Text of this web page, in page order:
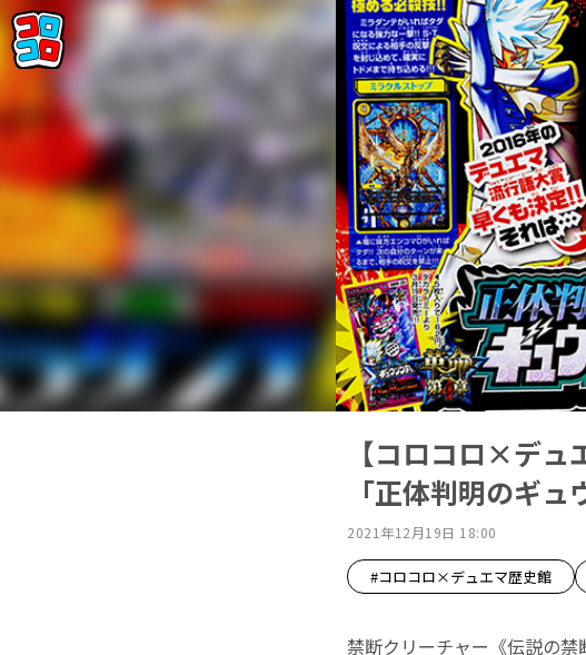
【コロコロ×デ
「正体判明のギュ
2021年12月19日 18:00
#コロコロ×デュエマ歴史館
禁断クリーチャー《伝説の禁